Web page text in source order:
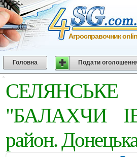
Агросправочник
Головна Подати
"БАЛАХЧИ
район.